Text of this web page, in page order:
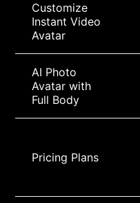
Customize
Instant Video
Avatar
AI Photo
Avatar with
Full Body
Pricing Plans